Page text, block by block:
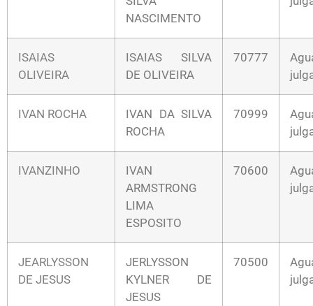
NASCIMENTO
ISAIAS
OLIVEIRA
ISAIAS SILVA
DE OLIVEIRA
70777
IVAN ROCHA
IVAN DA SILVA
ROCHA
70999
IVANZINHO
IVAN
ARMSTRONG
LIMA
ESPOSITO
70600
JEARLYSSON
DE JESUS
JERLYSSON
KYLNER DE
JESUS
70500